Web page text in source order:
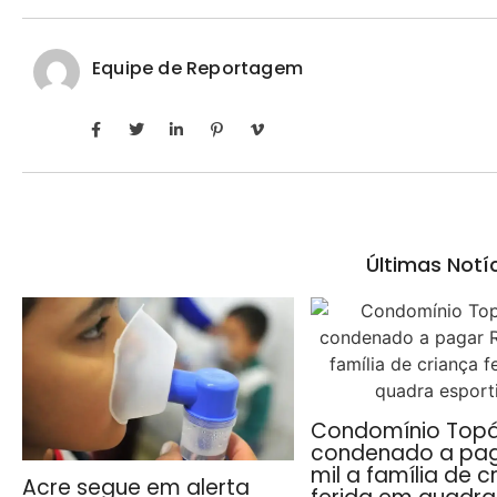
Equipe de Reportagem
Últimas
Acre segue em alerta
Condomínio
condenado a
mil a família de